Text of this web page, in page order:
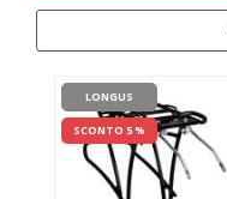
LONGUS
SCONTO 5 %